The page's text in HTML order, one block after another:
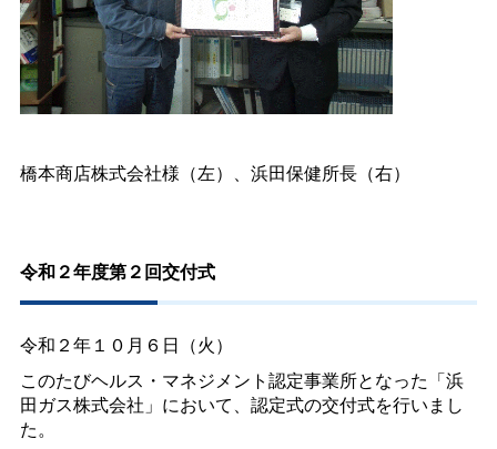
橋本商店株式会社様（左）、浜田保健所長（右）
令和２年度第２回交付式
令和２年１０月６日（火）
このたびヘルス・マネジメント認定事業所となった「浜
田ガス株式会社」において、認定式の交付式を行いまし
た。